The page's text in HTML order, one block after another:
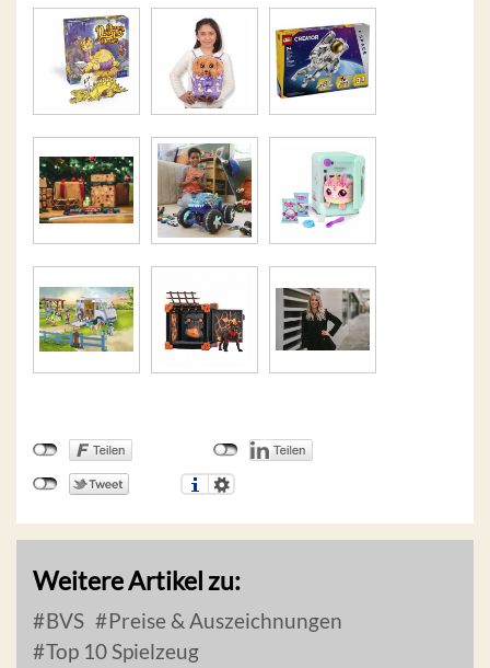
Weitere Artikel zu:
BVS
Preise & Auszeichnungen
Top 10 Spielzeug